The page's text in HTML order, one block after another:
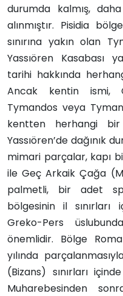
durumda kalmış,
alınmıştır. Pisidia
sınırına yakın olan
Yassıören Kasabası
tarihi hakkında
Ancak kentin ismi,
Tymandos veya
kentten herhangi bir
Yassıören’de dağınık
mimari parçalar, kapı
ile Geç Arkaik Çağa
palmetli, bir adet
bölgesinin il sınırları
Greko-Pers
önemlidir. Bölge
yılında
(Bizans) sınırları
Muharebesinden